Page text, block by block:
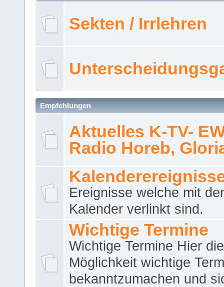
Sekten / Irrlehren
Empfehlungen
Aktuelles K-TV-
Radio Horeb,
Ereignisse welche mit
Kalender verlinkt sind.
Wichtige Termine
Wichtige Termine Hier die
Möglichkeit wichtige
bekanntzumachen und